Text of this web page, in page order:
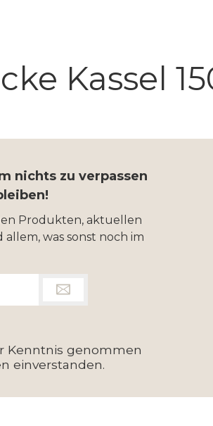
Kassel
nichts zu verpassen
Produkten, aktuellen
was sonst noch im
Kenntnis genommen
einverstanden.